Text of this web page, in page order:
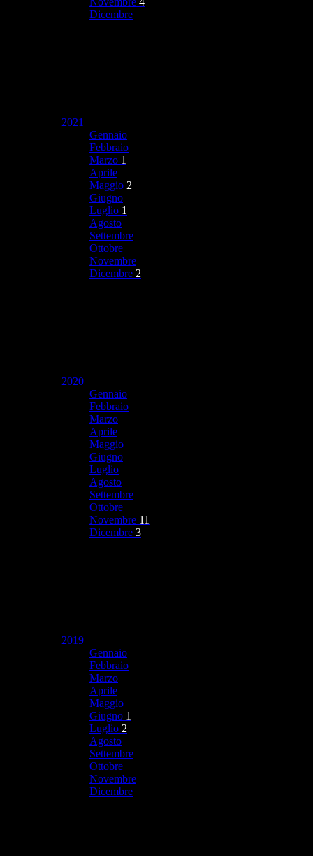
Dicembre
2021
Gennaio
Febbraio
Marzo 1
Aprile
Maggio 2
Giugno
Luglio 1
Agosto
Settembre
Ottobre
Novembre
Dicembre 2
2020
Gennaio
Febbraio
Marzo
Aprile
Maggio
Giugno
Luglio
Agosto
Settembre
Ottobre
Novembre 11
Dicembre 3
2019
Gennaio
Febbraio
Marzo
Aprile
Maggio
Giugno 1
Luglio 2
Agosto
Settembre
Ottobre
Novembre
Dicembre